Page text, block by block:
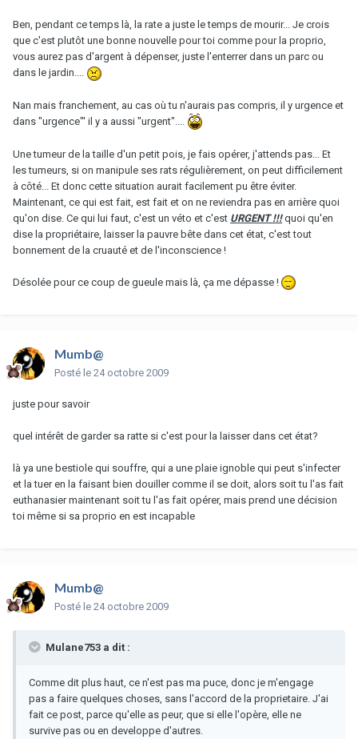
Ben, pendant ce temps là, la rate a juste le temps de mourir... Je crois
que c'est plutôt une bonne nouvelle pour toi comme pour la proprio,
vous aurez pas d'argent à dépenser, juste l'enterrer dans un parc ou
dans le jardin....
Nan mais franchement, au cas où tu n'aurais pas compris, il y urgence et
dans "urgence"' il y a aussi "urgent"....
Une tumeur de la taille d'un petit pois, je fais opérer, j'attends pas... Et
les tumeurs, si on manipule ses rats régulièrement, on peut difficilement
à côté... Et donc cette situation aurait facilement pu être éviter.
Maintenant, ce qui est fait, est fait et on ne reviendra pas en arrière quoi
qu'on dise. Ce qui lui faut, c'est un véto et c'est URGENT !!!quoi qu'en
dise la propriétaire, laisser la pauvre bête dans cet état, c'est tout
bonnement de la cruauté et de l'inconscience !
Désolée pour ce coup de gueule mais là, ça me dépasse !
Mumb@
Posté le 24 octobre 2009
juste pour savoir
quel intérêt de garder sa ratte si c'est pour la laisser dans cet état?
là ya une bestiole qui souffre, qui a une plaie ignoble qui peut s'infecter
et la tuer en la faisant bien douiller comme il se doit, alors soit tu l'as fait
euthanasier maintenant soit tu l'as fait opérer, mais prend une décision
toi même si sa proprio en est incapable
Mumb@
Posté le 24 octobre 2009
Mulane753 a dit :
Comme dit plus haut, ce n'est pas ma puce, donc je m'engage
pas a faire quelques choses, sans l'accord de la proprietaire. J'ai
fait ce post, parce qu'elle as peur, que si elle l'opère, elle ne
survive pas ou en developpe d'autres.